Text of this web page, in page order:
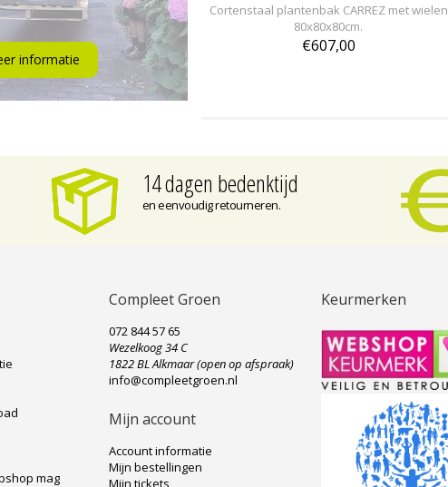
informatie
Cortenstaal plantenbak CARREZ met wielen
80x80x80cm.
€607,00
14 dagen bedenktijd
en eenvoudig retourneren.
mag
Compleet Groen
072 844 57 65
Wezelkoog 34 C
1822 BL Alkmaar (open op afspraak)
info@compleetgroen.nl
Mijn account
Account informatie
Mijn bestellingen
Mijn tickets
Keurmerken